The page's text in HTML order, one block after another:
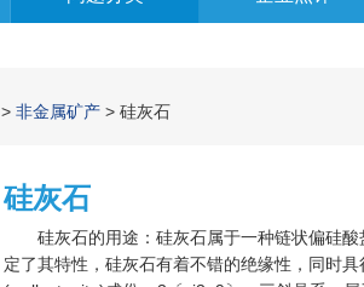
> 非金属矿产 > 硅灰石
硅灰石
硅灰石的用途：硅灰石属于一种链状偏硅酸
定了其特性，硅灰石有着不错的绝缘性，同时